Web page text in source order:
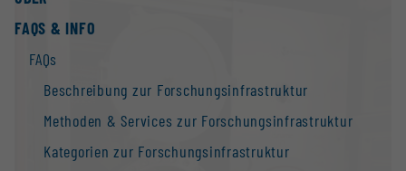
FAQS & INFO
FAQs
Beschreibung zur Forschungs­infrastruktur
Methoden & Services zur Forschungs­infrastruktur
Kategorien zur Forschungs­infrastruktur